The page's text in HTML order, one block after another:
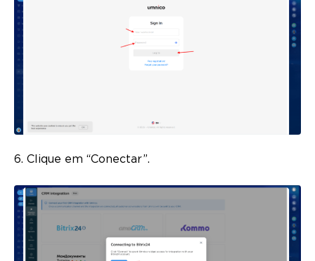
6. Clique em “Conectar”.